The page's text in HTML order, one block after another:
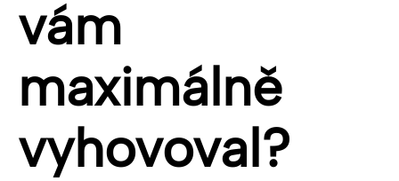
vám
maximálně
vyhovoval?